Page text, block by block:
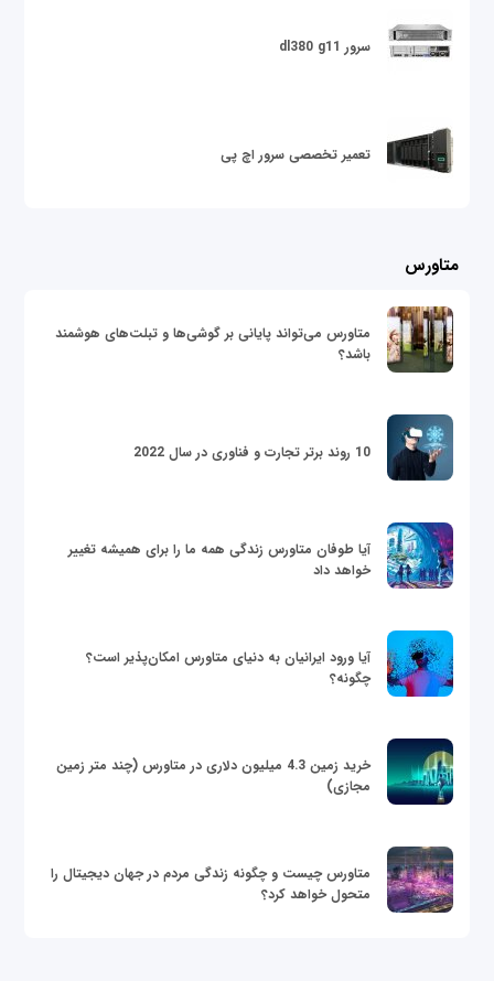
سرور dl380 g11
تعمیر تخصصی سرور اچ پی
متاورس
متاورس می‌تواند پایانی بر گوشی‌ها و تبلت‌های هوشمند
باشد؟
10 روند برتر تجارت و فناوری در سال 2022
آیا طوفان متاورس زندگی همه ما را برای همیشه تغییر
خواهد داد
آیا ورود ایرانیان به دنیای متاورس امکان‌پذیر است؟
چگونه؟
خرید زمین 4.3 میلیون دلاری در متاورس (چند متر زمین
مجازی)
متاورس چیست و چگونه زندگی مردم در جهان دیجیتال را
متحول خواهد کرد؟